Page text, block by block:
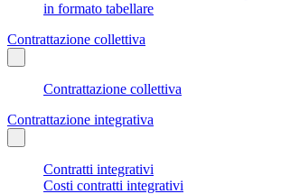
in formato tabellare
Contrattazione collettiva
Contrattazione collettiva
Contrattazione integrativa
Contratti integrativi
Costi contratti integrativi